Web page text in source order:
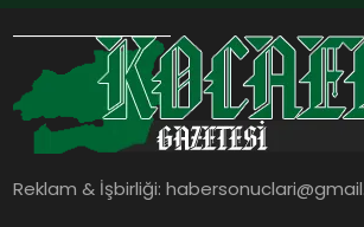
Reklam & İşbirliği: